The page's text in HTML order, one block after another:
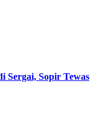
Sopir Tewas